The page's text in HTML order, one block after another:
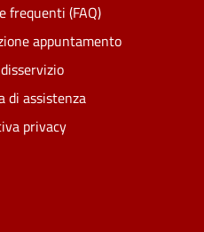
frequenti (FAQ)
appuntamento
di assistenza
privacy